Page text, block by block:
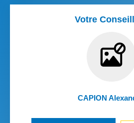
Votre
CAPION